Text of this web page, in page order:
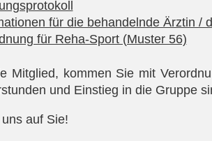
für die behandelnde Ärztin /
für Reha-Sport (Muster 56)
Mitglied, kommen Sie mit
und Einstieg in die Gruppe
auf Sie!